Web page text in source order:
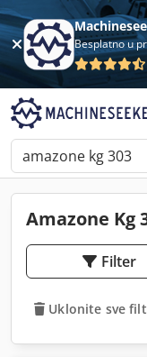
Besplatno u
Amazone Kg
Filter
Uklonite sve